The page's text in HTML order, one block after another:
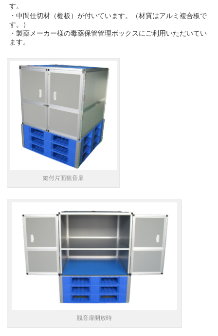
す。
・中間仕切材（棚板）が付いています。（材質はアルミ複合板で
す。）
・製薬メーカー様の毒薬保管管理ボックスにご利用いただいてい
ます。
鍵付片面観音扉
観音扉開放時